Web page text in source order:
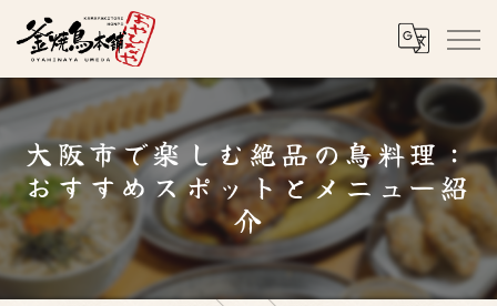
大阪市で楽しむ絶品の鳥料理：
おすすめスポットとメニュー紹
介